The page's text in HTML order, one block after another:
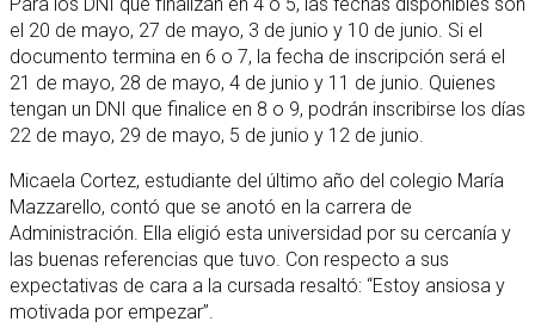
el 20 de mayo, 27 de mayo, 3 de junio y 10 de junio. Si el
documento termina en 6 o 7, la fecha de inscripción será el
21 de mayo, 28 de mayo, 4 de junio y 11 de junio. Quienes
tengan un DNI que finalice en 8 o 9, podrán inscribirse los días
22 de mayo, 29 de mayo, 5 de junio y 12 de junio.
Micaela Cortez, estudiante del último año del colegio María
Mazzarello, contó que se anotó en la carrera de
Administración. Ella eligió esta universidad por su cercanía y
las buenas referencias que tuvo. Con respecto a sus
expectativas de cara a la cursada resaltó: “Estoy ansiosa y
motivada por empezar”.